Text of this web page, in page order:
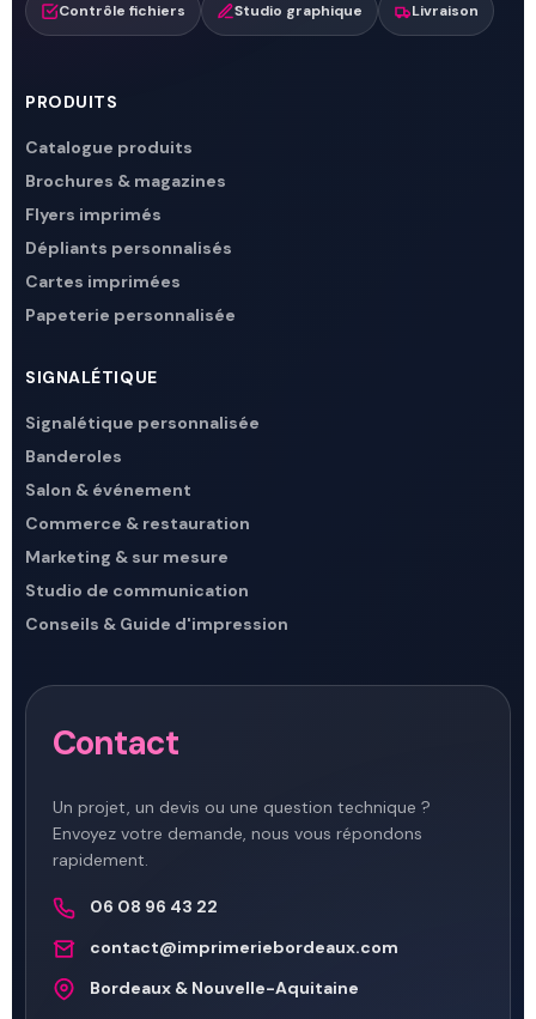
Contrôle fichiers Studio graphique Livraison
PRODUITS
Catalogue produits
Brochures & magazines
Flyers imprimés
Dépliants personnalisés
Cartes imprimées
Papeterie personnalisée
SIGNALÉTIQUE
Signalétique personnalisée
Banderoles
Salon & événement
Commerce & restauration
Marketing & sur mesure
Studio de communication
Conseils & Guide d'impression
Contact
Un projet, un devis ou une question technique ?
Envoyez votre demande, nous vous répondons
rapidement.
06 08 96 43 22
contact@imprimeriebordeaux.com
Bordeaux & Nouvelle-Aquitaine